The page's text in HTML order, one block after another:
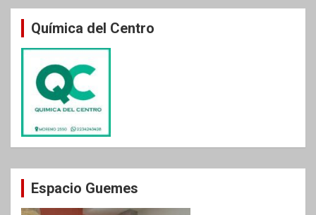
entradas
Química del Centro
Espacio Guemes